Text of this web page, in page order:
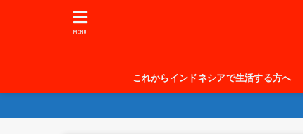
これからインドネシアで生活する方へ
MENU